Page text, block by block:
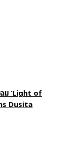
ฉม ‘Light of
Dusita